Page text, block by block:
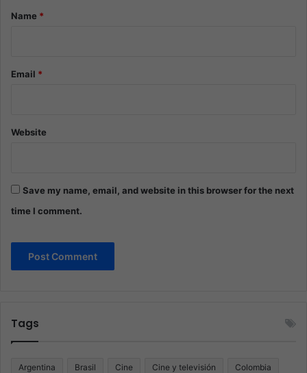
*Name *
Email *
Website
Save my name, email, and website in this browser for the next
time I comment.
Tags
Argentina Brasil Cine Cine y televisión Colombia